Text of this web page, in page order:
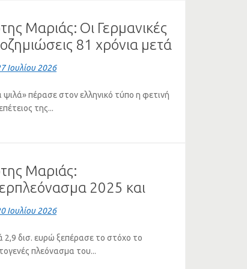
Μαριάς: Οι Γερμανικές
81 χρόνια μετά
του Πότσνταμ
Ιουλίου 2026
ψιλά» πέρασε στον ελληνικό τύπο η φετινή
της...
Μαριάς:
2025 και
στεγαστικά δάνεια
Ιουλίου 2026
2,9 δισ. ευρώ ξεπέρασε το στόχο το
πλεόνασμα του...